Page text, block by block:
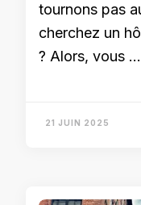
tournons pas
cherchez un
? Alors, vous …
21 JUIN 2025